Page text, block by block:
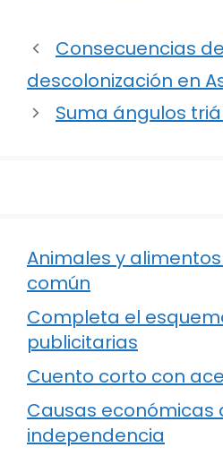
Consecuencias
descolonización en
Suma ángulos
Animales y
común
Completa el
publicitarias
Cuento corto con
Causas económicas
independencia